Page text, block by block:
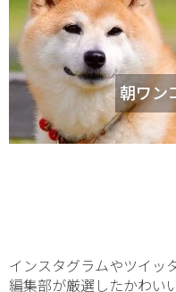
朝ワン
インスタグラムやツイッ
編集部が厳選したかわい